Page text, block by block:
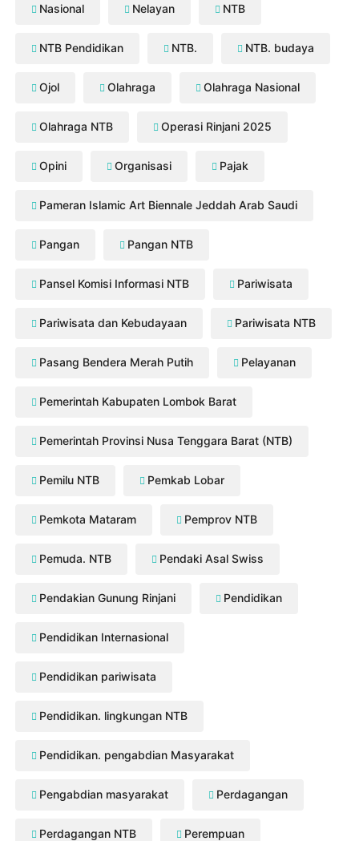
Nasional Nelayan NTB
NTB Pendidikan NTB. NTB. budaya
Ojol Olahraga Olahraga Nasional
Olahraga NTB Operasi Rinjani 2025
Opini Organisasi Pajak
Pameran Islamic Art Biennale Jeddah Arab Saudi
Pangan Pangan NTB
Pansel Komisi Informasi NTB Pariwisata
Pariwisata dan Kebudayaan Pariwisata NTB
Pasang Bendera Merah Putih Pelayanan
Pemerintah Kabupaten Lombok Barat
Pemerintah Provinsi Nusa Tenggara Barat (NTB)
Pemilu NTB Pemkab Lobar
Pemkota Mataram Pemprov NTB
Pemuda. NTB Pendaki Asal Swiss
Pendakian Gunung Rinjani Pendidikan
Pendidikan Internasional
Pendidikan pariwisata
Pendidikan. lingkungan NTB
Pendidikan. pengabdian Masyarakat
Pengabdian masyarakat Perdagangan
Perdagangan NTB Perempuan